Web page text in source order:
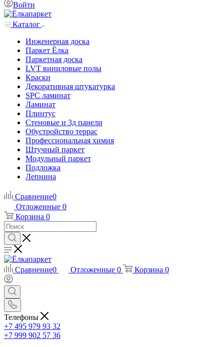
Войти
Каталог
Инженерная доска
Паркет Ёлка
Паркетная доска
LVT виниловые полы
Краски
Декоративная штукатурка
SPC ламинат
Ламинат
Плинтус
Стеновые и 3д панели
Обустройство террас
Профессиональная химия
Штучный паркет
Модульный паркет
Подложка
Лепнина
Сравнение0
Отложенные 0
Корзина 0
Сравнение0 Отложенные 0 Корзина 0
Телефоны
+7 495 979 93 32
+7 999 902 57 36